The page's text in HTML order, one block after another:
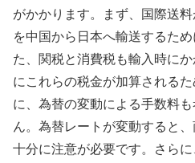
がかかります。まず、国際送
を中国から日本へ輸送するた
た、関税と消費税も輸入時に
にこれらの税金が加算される
に、為替の変動による手数料
ん。為替レートが変動すると
十分に注意が必要です。さら